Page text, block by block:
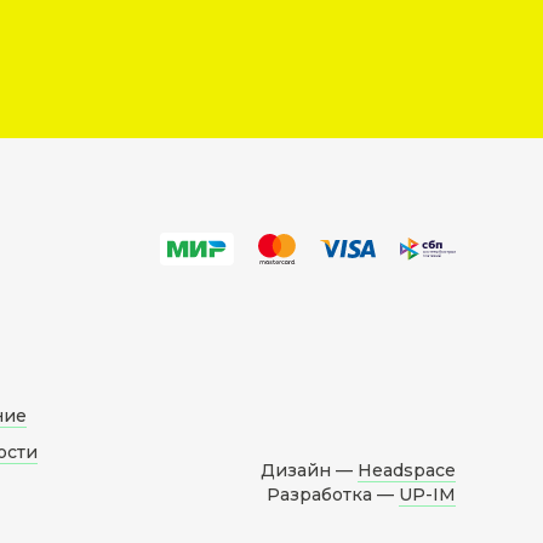
Дизайн — Headspace
Разработка — UP-IM